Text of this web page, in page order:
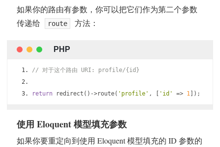
如果你的路由有参数，你可以把它们作为第二个参数
传递给
route 方法：
// 对于这个路由 URI: profile/{id}
return redirect ()->route( 'profile' , 'id' => 1 ]);
使用 Eloquent 模型填充参数
如果你要重定向到使用 Eloquent 模型填充的 ID 参数的